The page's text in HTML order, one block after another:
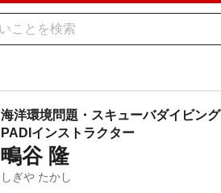
海洋環境問題・スキューバダイビング
PADIインストラクター
鴫谷 隆
しぎや たかし